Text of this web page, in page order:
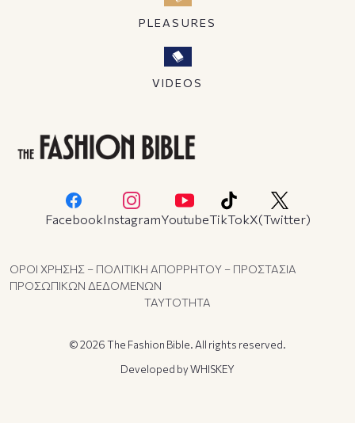
PLEASURES
VIDEOS
FacebookInstagramYoutubeTikTokX(Twitter)
ΟΡΟΙ ΧΡΗΣΗΣ – ΠΟΛΙΤΙΚΗ ΑΠΟΡΡΗΤΟΥ – ΠΡΟΣΤΑΣΙΑ
ΠΡΟΣΩΠΙΚΩΝ ΔΕΔΟΜΕΝΩΝ
ΤΑΥΤΟΤΗΤΑ
© 2026 The Fashion Bible. All rights reserved.
Developed byWHISKEY